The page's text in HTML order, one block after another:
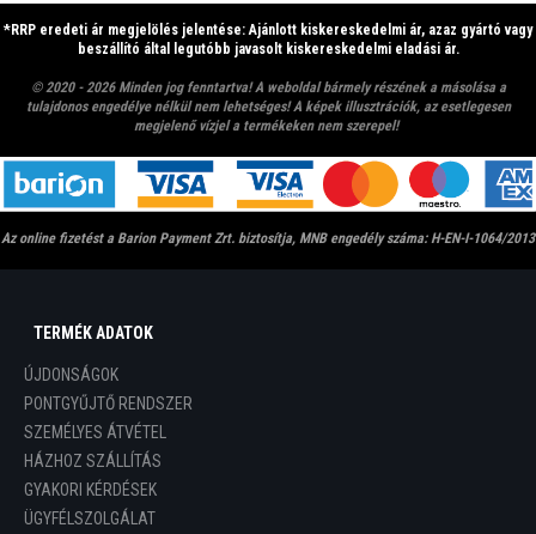
*RRP eredeti ár megjelölés jelentése: Ajánlott kiskereskedelmi ár, azaz gyártó vagy
beszállító által legutóbb javasolt kiskereskedelmi eladási ár.
© 2020 - 2026 Minden jog fenntartva! A weboldal bármely részének a másolása a
tulajdonos engedélye nélkül nem lehetséges!A képek illusztrációk, az esetlegesen
megjelenő vízjel a termékekennem szerepel!
Az online fizetést a Barion Payment Zrt. biztosítja, MNB engedély száma: H-EN-I-1064/2013
TERMÉK ADATOK
ÚJDONSÁGOK
PONTGYŰJTŐ RENDSZER
SZEMÉLYES ÁTVÉTEL
HÁZHOZ SZÁLLÍTÁS
GYAKORI KÉRDÉSEK
ÜGYFÉLSZOLGÁLAT